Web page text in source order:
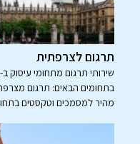
תרגום לצרפתית
בתחומים הבאים: תרגום
מהיר למסמכים וטקסטים